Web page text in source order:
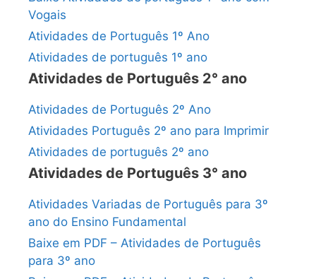
Vogais
Atividades de Português 1º Ano
Atividades de português 1º ano
Atividades de Português 2° ano
Atividades de Português 2º Ano
Atividades Português 2º ano para Imprimir
Atividades de português 2º ano
Atividades de Português 3° ano
Atividades Variadas de Português para 3º
ano do Ensino Fundamental
Baixe em PDF – Atividades de Português
para 3º ano